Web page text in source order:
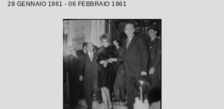
28 GENNAIO 1961 - 06 FEBBRAIO 1961